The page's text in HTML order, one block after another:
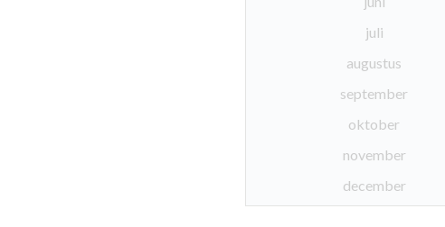
juli
augustus
september
oktober
november
december